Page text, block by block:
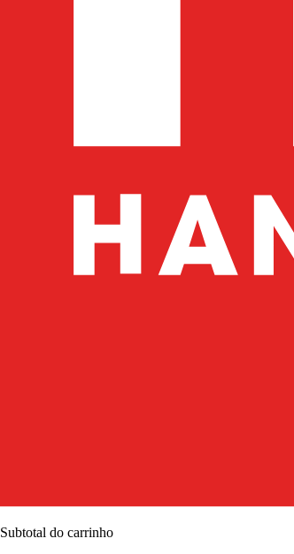
Subtotal do carrinho